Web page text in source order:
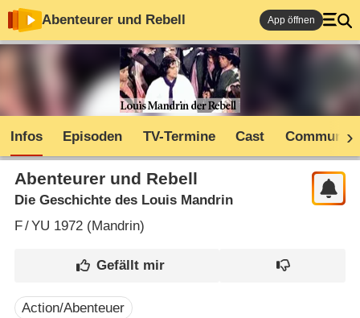
Abenteurer und Rebell App öffnen
Infos Episoden TV-Termine Cast Community
Abenteurer und Rebell
Die Geschichte des Louis Mandrin
F/YU 1972 (Mandrin)
Action/Abenteuer